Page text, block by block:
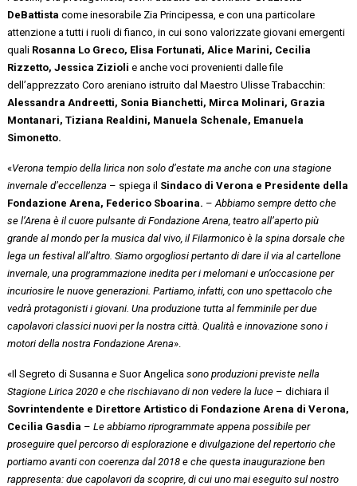
DeBattista come inesorabile Zia Principessa, e con una particolare
attenzione a tutti i ruoli di fianco, in cui sono valorizzate giovani emergenti
quali Rosanna Lo Greco, Elisa Fortunati, Alice Marini, Cecilia
Rizzetto, Jessica Ziziolie anche voci provenienti dalle file
dell’apprezzato Coro areniano istruito dal Maestro Ulisse Trabacchin:
Alessandra Andreetti, Sonia Bianchetti, Mirca Molinari, Grazia
Montanari, Tiziana Realdini, Manuela Schenale, Emanuela
Simonetto.
«Verona tempio della lirica non solo d’estate ma anche con una stagione
invernale d’eccellenza – spiega il Sindaco di Verona e Presidente della
Fondazione Arena, Federico Sboarina. –Abbiamo sempre detto che
se l’Arena è il cuore pulsante di Fondazione Arena, teatro all’aperto più
grande al mondo per la musica dal vivo, il Filarmonico è la spina dorsale che
lega un festival all’altro. Siamo orgogliosi pertanto di dare il via al cartellone
invernale, una programmazione inedita per i melomani e un’occasione per
incuriosire le nuove generazioni. Partiamo, infatti, con uno spettacolo che
vedrà protagonisti i giovani. Una produzione tutta al femminile per due
capolavori classici nuovi per la nostra città. Qualità e innovazione sono i
motori della nostra Fondazione Arena».
«Il Segreto di Susanna e Suor Angelica sono produzioni previste nella
Stagione Lirica 2020 e che rischiavano di non vedere la luce – dichiara il
Sovrintendente e Direttore Artistico di Fondazione Arena di Verona,
Cecilia Gasdia –Le abbiamo riprogrammate appena possibile per
proseguire quel percorso di esplorazione e divulgazione del repertorio che
portiamo avanti con coerenza dal 2018 e che questa inaugurazione ben
rappresenta: due capolavori da scoprire, di cui uno mai eseguito sul nostro